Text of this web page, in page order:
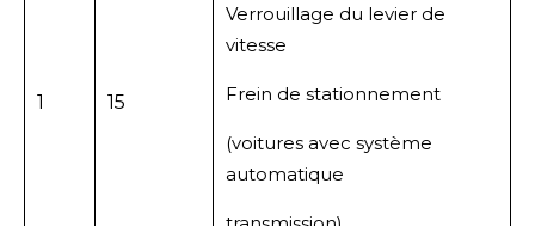
1 15
Verrouillage du levier de
vitesse
Frein de stationnement
(voitures avec système
automatique